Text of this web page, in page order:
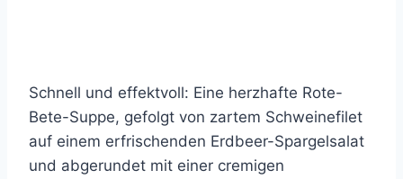
Schnell und effektvoll: Eine herzhafte Rote-
Bete-Suppe, gefolgt von zartem Schweinefilet
auf einem erfrischenden Erdbeer-Spargelsalat
und abgerundet mit einer cremigen